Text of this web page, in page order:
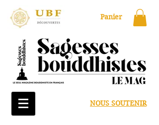
Panier
NOUS SOUTENIR